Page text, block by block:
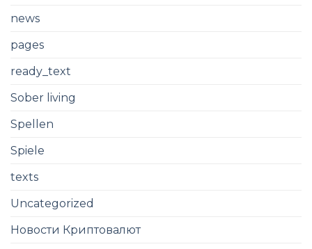
news
pages
ready_text
Sober living
Spellen
Spiele
texts
Uncategorized
Новости Криптовалют